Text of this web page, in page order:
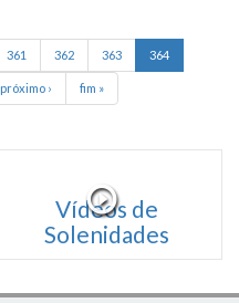
361 362 363 364
próximo › fim »
Vídeos de
Solenidades